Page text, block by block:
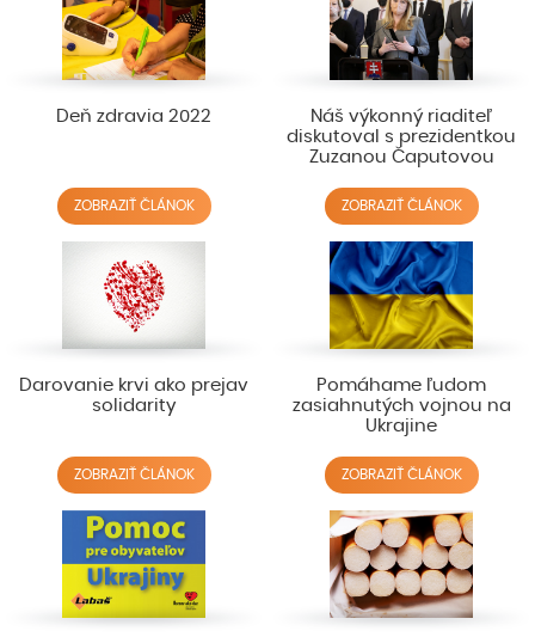
Deň zdravia 2022
ZOBRAZIŤ ČLÁNOK
Náš výkonný riaditeľ
diskutoval s prezidentkou
Zuzanou Čaputovou
ZOBRAZIŤ ČLÁNOK
Darovanie krvi ako prejav
solidarity
ZOBRAZIŤ ČLÁNOK
Pomáhame ľudom
zasiahnutých vojnou na
Ukrajine
ZOBRAZIŤ ČLÁNOK